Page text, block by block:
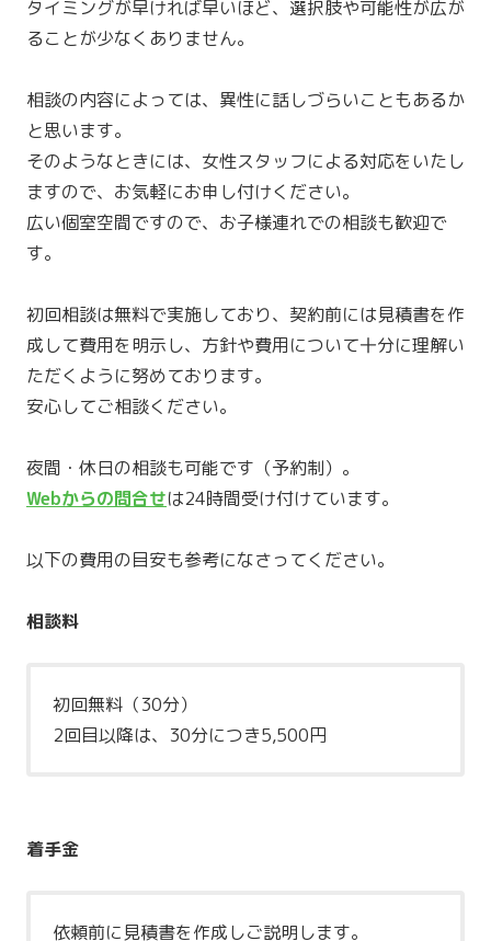
タイミングが早ければ早いほど、選択肢や可能性が広が
ることが少なくありません。
相談の内容によっては、異性に話しづらいこともあるか
と思います。
そのようなときには、女性スタッフによる対応をいたし
ますので、お気軽にお申し付けください。
広い個室空間ですので、お子様連れでの相談も歓迎で
す。
初回相談は無料で実施しており、契約前には見積書を作
成して費用を明示し、方針や費用について十分に理解い
ただくように努めております。
安心してご相談ください。
夜間・休日の相談も可能です（予約制）。
Webからの問合せは24時間受け付けています。
以下の費用の目安も参考になさってください。
相談料
初回無料（30分）
2回目以降は、30分につき5,500円
着手金
依頼前に見積書を作成しご説明します。